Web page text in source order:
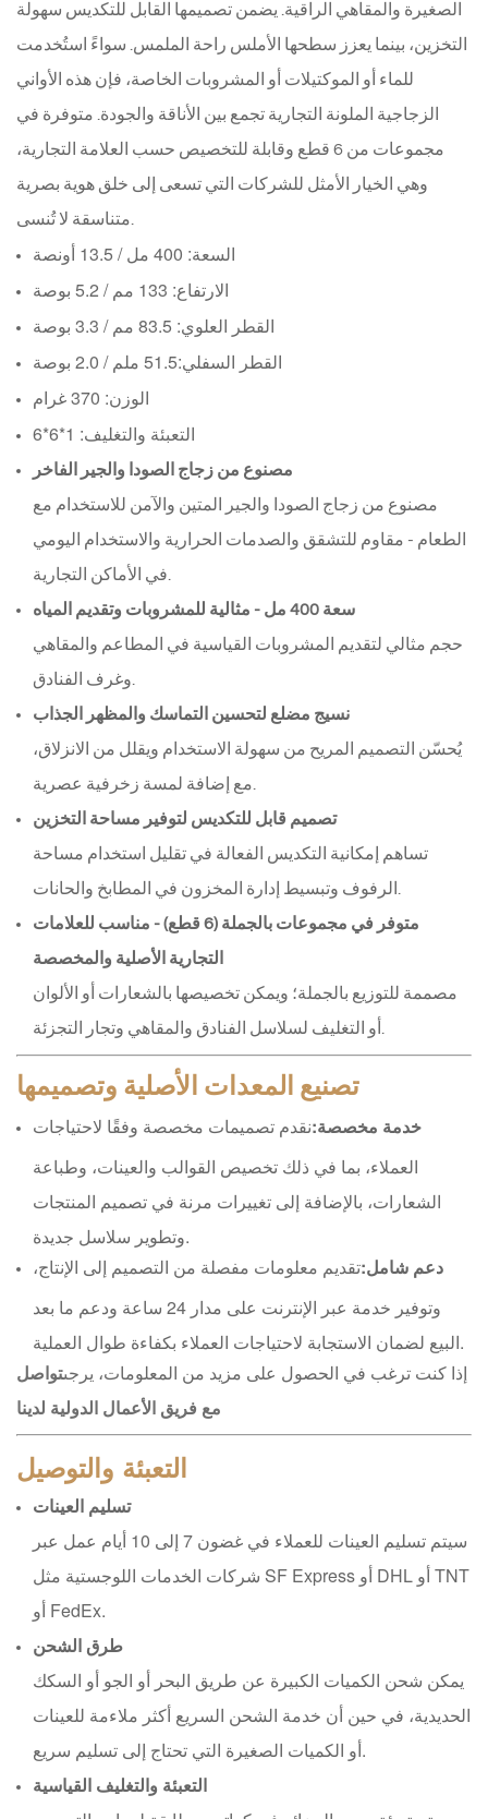
الصغيرة والمقاهي الراقية. يضمن تصميمها القابل للتكديس سهولة
التخزين، بينما يعزز سطحها الأملس راحة الملمس. سواءً استُخدمت
للماء أو الموكتيلات أو المشروبات الخاصة، فإن هذه الأواني
الزجاجية الملونة التجارية تجمع بين الأناقة والجودة. متوفرة في
مجموعات من 6 قطع وقابلة للتخصيص حسب العلامة التجارية،
وهي الخيار الأمثل للشركات التي تسعى إلى خلق هوية بصرية
السعة: 400 مل / 13.5 أونصة
الارتفاع: 133 مم / 5.2 بوصة
القطر العلوي: 83.5 مم / 3.3 بوصة
القطر السفلي:51.5 ملم / 2.0 بوصة
الوزن: 370 غرام
التعبئة والتغليف: 1*6*6
مصنوع من زجاج الصودا والجير الفاخر
مصنوع من زجاج الصودا والجير المتين والآمن للاستخدام مع
الطعام - مقاوم للتشقق والصدمات الحرارية والاستخدام اليومي
سعة 400 مل - مثالية للمشروبات وتقديم المياه
حجم مثالي لتقديم المشروبات القياسية في المطاعم والمقاهي
نسيج مضلع لتحسين التماسك والمظهر الجذاب
يُحسّن التصميم المريح من سهولة الاستخدام ويقلل من الانزلاق،
تصميم قابل للتكديس لتوفير مساحة التخزين
تساهم إمكانية التكديس الفعالة في تقليل استخدام مساحة
متوفر في مجموعات بالجملة (6 قطع) - مناسب للعلامات
التجارية الأصلية والمخصصة
مصممة للتوزيع بالجملة؛ ويمكن تخصيصها بالشعارات أو الألوان
تصنيع المعدات الأصلية وتصميمها
خدمة مخصصة:نقدم تصميمات مخصصة وفقًا لاحتياجات
العملاء، بما في ذلك تخصيص القوالب والعينات، وطباعة
الشعارات، بالإضافة إلى تغييرات مرنة في تصميم المنتجات
دعم شامل:تقديم معلومات مفصلة من التصميم إلى الإنتاج،
وتوفير خدمة عبر الإنترنت على مدار 24 ساعة ودعم ما بعد
إذا كنت ترغب في الحصول على مزيد من المعلومات، يرجىتواصل
مع فريق الأعمال الدولية لدينا
التعبئة والتوصيل
تسليم العينات
سيتم تسليم العينات للعملاء في غضون 7 إلى 10 أيام عمل عبر
شركات الخدمات اللوجستية مثل SF Express أو DHL أو TNT
أو FedEx.
طرق الشحن
يمكن شحن الكميات الكبيرة عن طريق البحر أو الجو أو السكك
الحديدية، في حين أن خدمة الشحن السريع أكثر ملاءمة للعينات
أو الكميات الصغيرة التي تحتاج إلى تسليم سريع.
التعبئة والتغليف القياسية